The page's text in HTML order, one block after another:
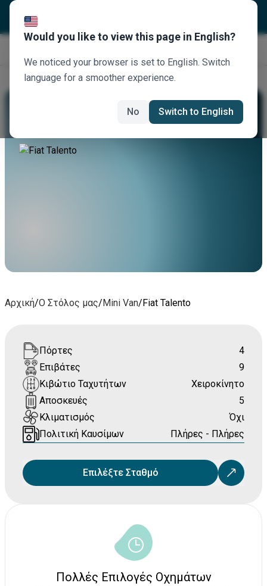
Νοικιάστε Ένα Fiat Talento
Αρχική/Ο Στόλος μας/Mini Van/Fiat Talento
Πολλές Επιλογές Οχημάτων
Πόρτες
4
Επιβάτες
9
Κιβώτιο Ταχυτήτων
Χειροκίνητο
Αποσκευές
5
Κλιματισμός
Όχι
Πολιτική Καυσίμων
Πλήρες - Πλήρες
Επιλέξτε Σταθμό
Would you like to view this page in English?
We noticed your browser is set to English. Switch
language for a smoother experience.
No Switch to English